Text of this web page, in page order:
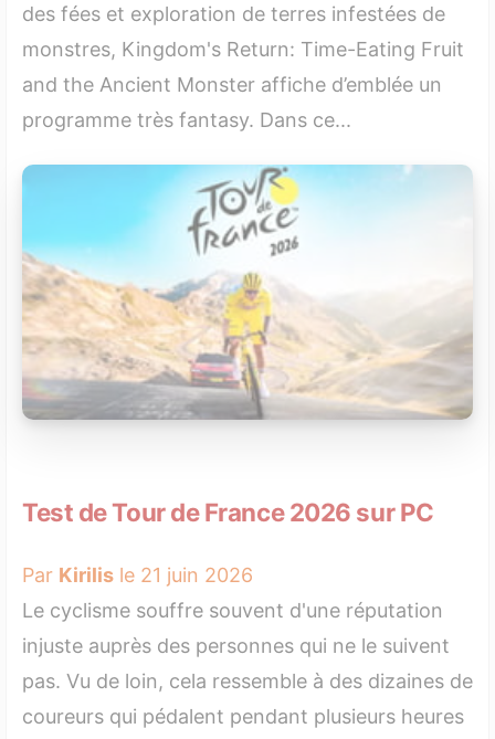
des fées et exploration de terres infestées de
monstres, Kingdom's Return: Time-Eating Fruit
and the Ancient Monster affiche d’emblée un
programme très fantasy. Dans ce...
Test de Tour de France 2026 sur PC
Par Kirilis le 21 juin 2026
Le cyclisme souffre souvent d'une réputation
injuste auprès des personnes qui ne le suivent
pas. Vu de loin, cela ressemble à des dizaines de
coureurs qui pédalent pendant plusieurs heures